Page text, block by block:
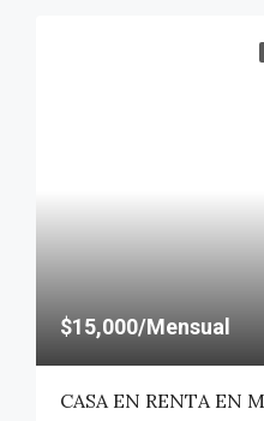
$15,000/Mensual